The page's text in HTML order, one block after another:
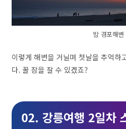
밤 경포해변
이렇게 해변을 거닐며 첫날을 추억하
다. 꿀 잠을 잘 수 있겠죠?
02. 강릉여행 2일차